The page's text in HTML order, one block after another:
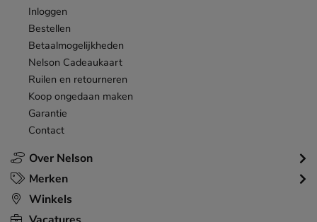
Over Nelson
Inloggen
Bestellen
Betaalmogelijkheden
Nelson Cadeaukaart
Ruilen en retourneren
Koop ongedaan maken
Garantie
Contact
Merken
Winkels